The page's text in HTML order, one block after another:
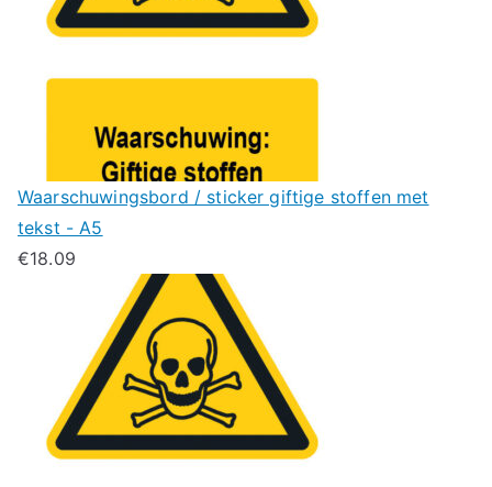
Waarschuwingsbord / sticker giftige stoffen met
tekst - A5
€18.09